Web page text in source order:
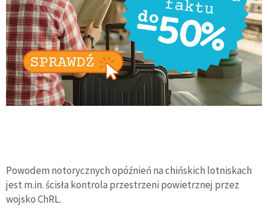
Powodem notorycznych opóźnień na chińskich lotniskach
jest m.in. ścisła kontrola przestrzeni powietrznej przez
wojsko ChRL.